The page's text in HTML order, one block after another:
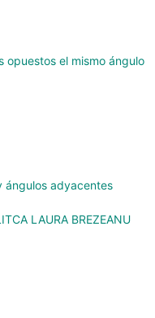
opuestos el mismo ángulo
ángulos adyacentes
LAURA BREZEANU